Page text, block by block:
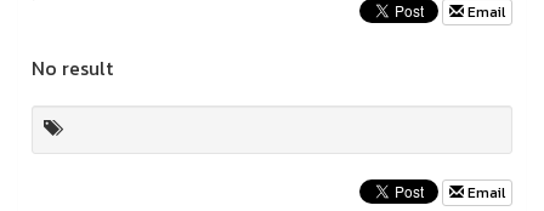
Email
No result
Email